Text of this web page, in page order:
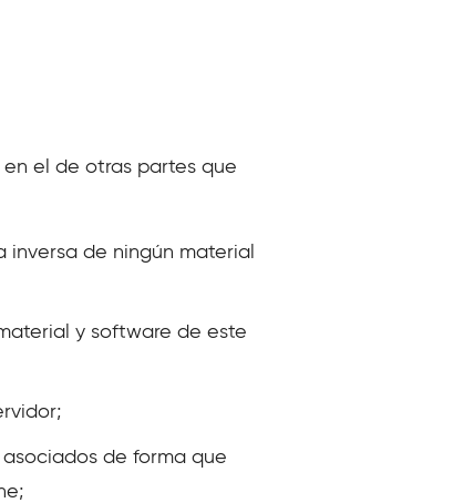
en el de otras partes que
inversa de ningún material
y software de este
de forma que